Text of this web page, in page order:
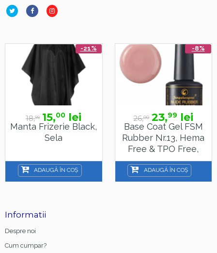
-21%
18,99 15,00 lei
Manta Frizerie Black,
Sela
ADAUGĂ ÎN COȘ
-8%
26,00 23,99 lei
Base Coat Gel FSM
Rubber Nr.13, Hema
Free & TPO Free,
15ml
ADAUGĂ ÎN COȘ
Informatii
Despre noi
Cum cumpar?